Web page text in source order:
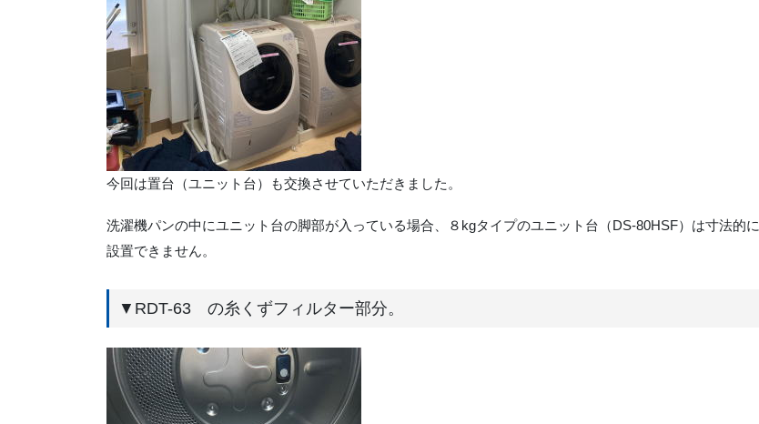
今回は置台（ユニット台）も交換させていただきました。
洗濯機パンの中にユニット台の脚部が入っている場合、８kgタイプのユニット台（DS-80HSF）は寸法的に
設置できません。
▼RDT-63 の糸くずフィルター部分。